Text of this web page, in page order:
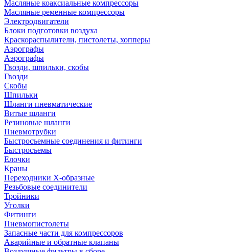
Масляные коаксиальные компрессоры
Масляные ременные компрессоры
Электродвигатели
Блоки подготовки воздуха
Краскораспылители, пистолеты, хопперы
Аэрографы
Аэрографы
Гвозди, шпильки, скобы
Гвозди
Скобы
Шпильки
Шланги пневматические
Витые шланги
Резиновые шланги
Пневмотрубки
Быстросъемные соединения и фитинги
Быстросъемы
Елочки
Краны
Переходники Х-образные
Резьбовые соединители
Тройники
Уголки
Фитинги
Пневмопистолеты
Запасные части для компрессоров
Аварийные и обратные клапаны